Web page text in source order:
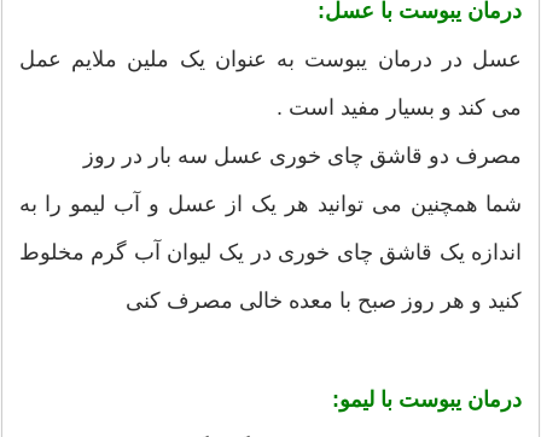
درمان یبوست با عسل:
عسل در درمان یبوست به عنوان یک ملین ملایم عمل
می کند و بسیار مفید است .
مصرف دو قاشق چای خوری عسل سه بار در روز
شما همچنین می توانید هر یک از عسل و آب لیمو را به
اندازه یک قاشق چای خوری در یک لیوان آب گرم مخلوط
کنید و هر روز صبح با معده خالی مصرف کنی
درمان یبوست با لیمو: